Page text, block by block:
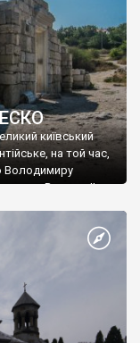
київський
на той час,
Володимиру
Василю ІІ, та
християнином.
Таврійського